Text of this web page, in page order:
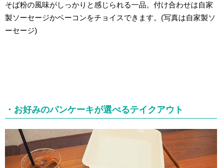
そば粉の風味がしっかりと感じられる一品。付け合わせは自家
製ソーセージかベーコンをチョイスできます。(写真は自家製ソ
ーセージ)
・お好みのパンケーキが選べるテイクアウト